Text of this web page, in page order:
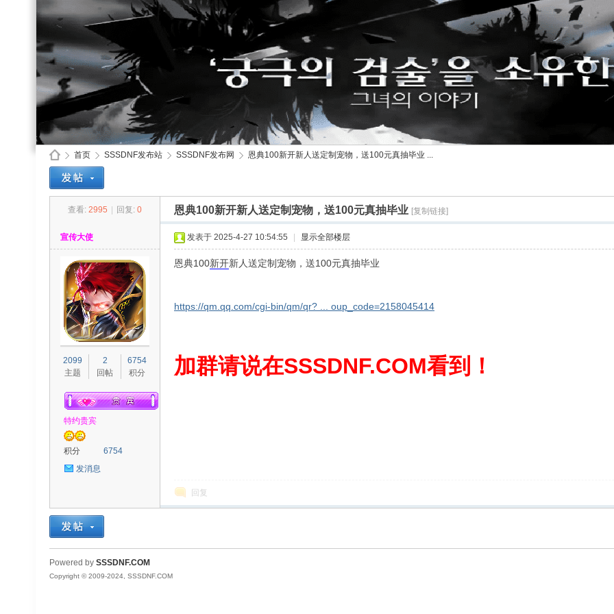
首页
›
SSSDNF发布站 SSSDNF发布网
›
恩典100新开新人送定制宠物，送100元真抽毕业 ...
查看: 2995 回复: 0 恩典100新开新人送定制宠物，送100元真抽毕业 [复制链接]
宣传大使
2099
主题
2
回帖
6754
积分
特约贵宾
积分
6754
发消息
发表于 2025-4-27 10:54:55 显示全部楼层
恩典100新开新人送定制宠物，送100元真抽毕业
https://qm.qq.com/cgi-bin/qm/qr? ... oup_code=2158045414
加群请说在SSSDNF.COM看到！
回复
Powered by SSSDNF.COM
Copyright © 2009-2024, SSSDNF.COM